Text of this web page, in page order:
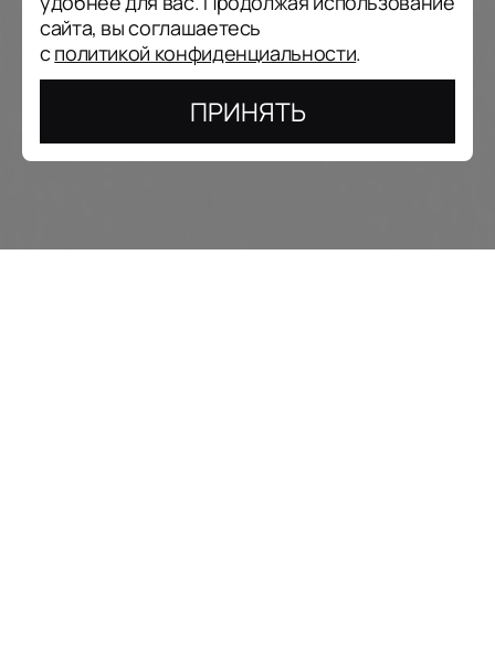
сайта, вы соглашаетесь
сполитикой конфиденциальности.
ПРИНЯТЬ